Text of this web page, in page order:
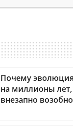
Почему
на миллионы
внезапно